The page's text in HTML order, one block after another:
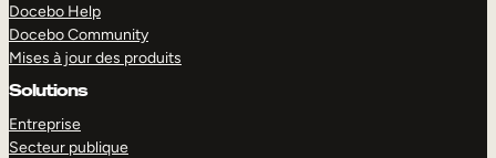
Docebo Help
Docebo Community
Mises à jour des produits
Solutions
Entreprise
Secteur publique